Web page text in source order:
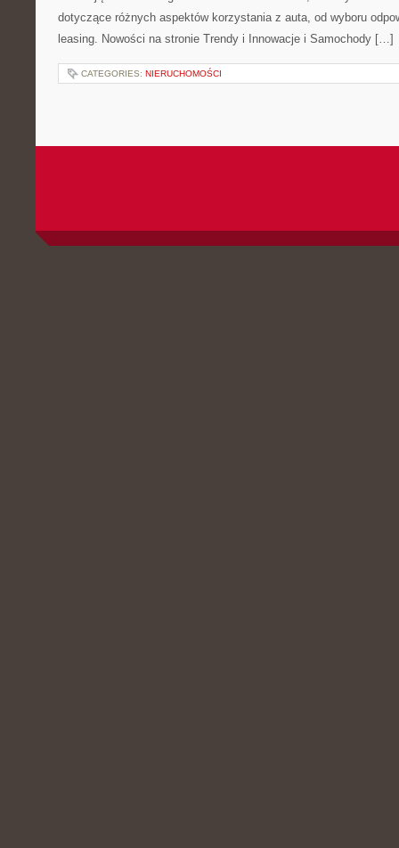
dotyczące różnych aspektów korzystania z auta, od wyboru
leasing. Nowości na stronie Trendy i Innowacje i Samochody […]
CATEGORIES: NIERUCHOMOŚCI